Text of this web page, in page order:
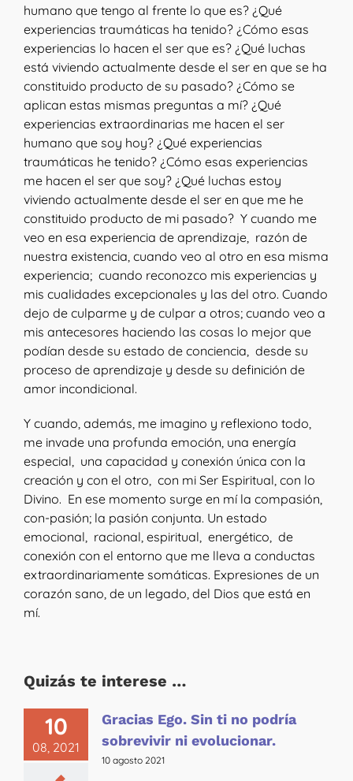
humano que tengo al frente lo que es? ¿Qué
experiencias traumáticas ha tenido? ¿Cómo esas
experiencias lo hacen el ser que es? ¿Qué luchas
está viviendo actualmente desde el ser en que se ha
constituido producto de su pasado? ¿Cómo se
aplican estas mismas preguntas a mí? ¿Qué
experiencias extraordinarias me hacen el ser
humano que soy hoy? ¿Qué experiencias
traumáticas he tenido? ¿Cómo esas experiencias
me hacen el ser que soy? ¿Qué luchas estoy
viviendo actualmente desde el ser en que me he
constituido producto de mi pasado? Y cuando me
veo en esa experiencia de aprendizaje, razón de
nuestra existencia, cuando veo al otro en esa misma
experiencia; cuando reconozco mis experiencias y
mis cualidades excepcionales y las del otro. Cuando
dejo de culparme y de culpar a otros; cuando veo a
mis antecesores haciendo las cosas lo mejor que
podían desde su estado de conciencia, desde su
proceso de aprendizaje y desde su definición de
amor incondicional.
Y cuando, además, me imagino y reflexiono todo,
me invade una profunda emoción, una energía
especial, una capacidad y conexión única con la
creación y con el otro, con mi Ser Espiritual, con lo
Divino. En ese momento surge en mí la compasión,
con-pasión; la pasión conjunta. Un estado
emocional, racional, espiritual, energético, de
conexión con el entorno que me lleva a conductas
extraordinariamente somáticas. Expresiones de un
corazón sano, de un legado, del Dios que está en
mí.
Quizás te interese …
10
08, 2021
Gracias Ego. Sin ti no podría
sobrevivir ni evolucionar.
10 agosto 2021